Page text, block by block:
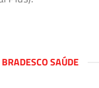
SAÚDE